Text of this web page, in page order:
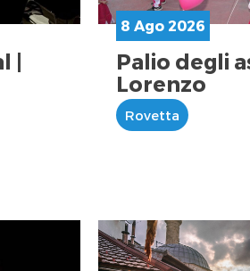
|
8 Ago 2026
Palio degli
Lorenzo
Rovetta